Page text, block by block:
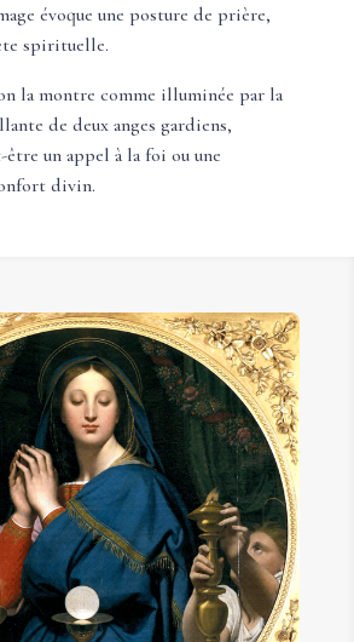
évoque une posture de prière,
spirituelle.
la montre comme illuminée par la
de deux anges gardiens,
un appel à la foi ou une
divin.